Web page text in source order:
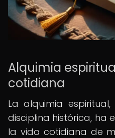
Alquimia
cotidiana
La alquimia
disciplina histórica, ha
la vida cotidiana de